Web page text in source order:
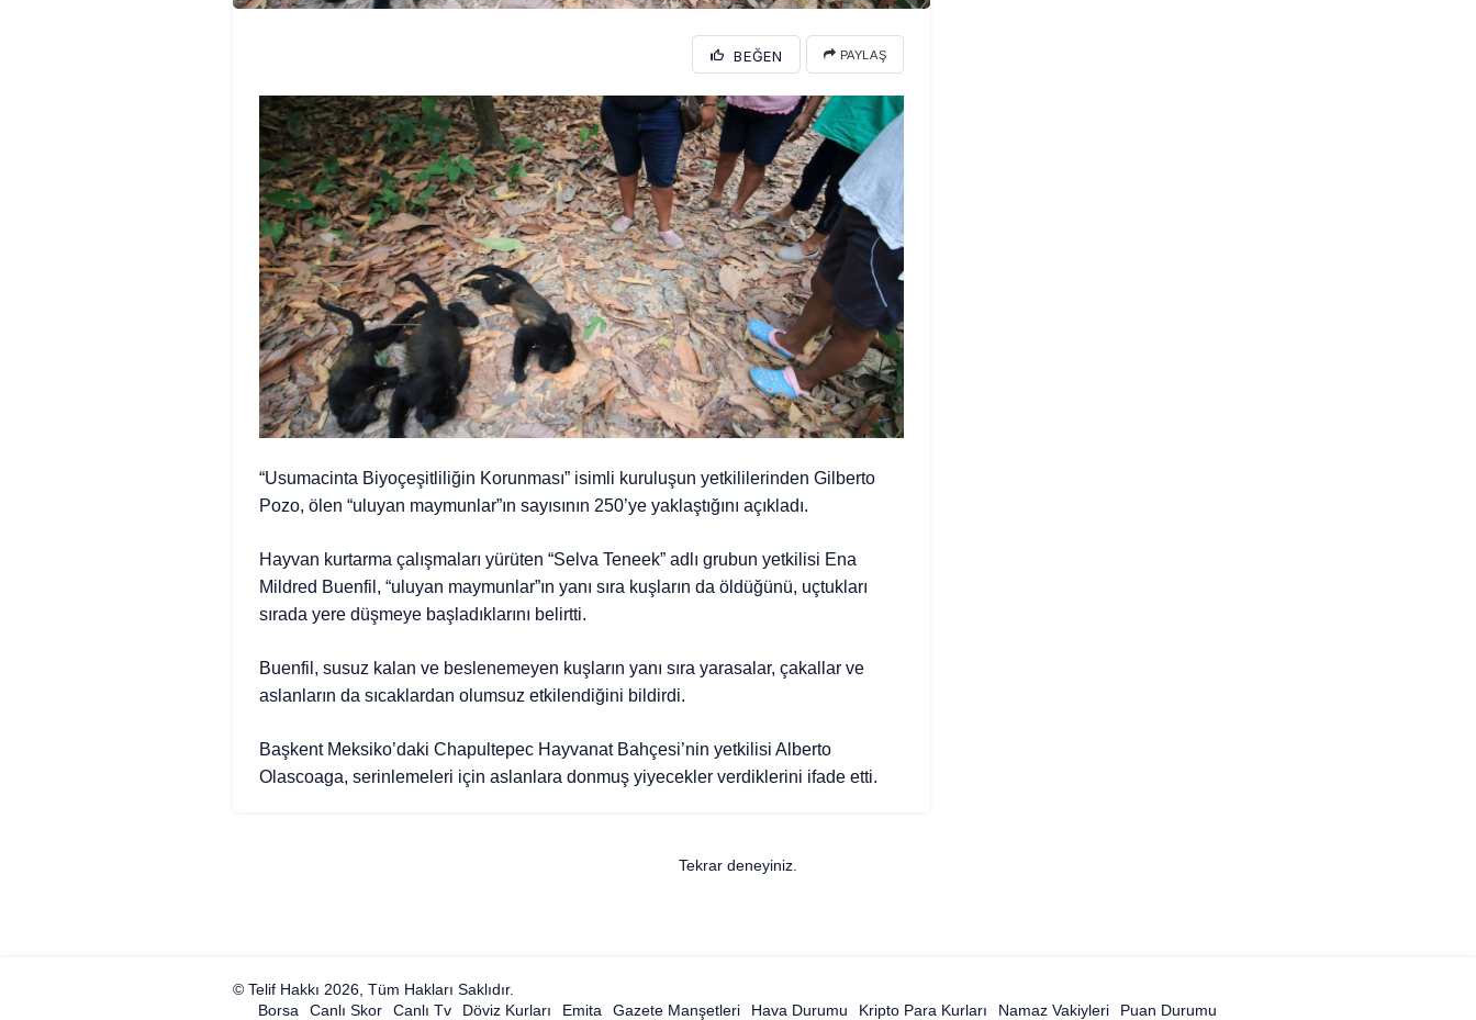
BEĞEN PAYLAŞ
“Usumacinta Biyoçeşitliliğin Korunması” isimli kuruluşun yetkililerinden Gilberto
Pozo, ölen “uluyan maymunlar”ın sayısının 250’ye yaklaştığını açıkladı.
Hayvan kurtarma çalışmaları yürüten “Selva Teneek” adlı grubun yetkilisi Ena
Mildred Buenfil, “uluyan maymunlar”ın yanı sıra kuşların da öldüğünü, uçtukları
sırada yere düşmeye başladıklarını belirtti.
Buenfil, susuz kalan ve beslenemeyen kuşların yanı sıra yarasalar, çakallar ve
aslanların da sıcaklardan olumsuz etkilendiğini bildirdi.
Başkent Meksiko’daki Chapultepec Hayvanat Bahçesi’nin yetkilisi Alberto
Olascoaga, serinlemeleri için aslanlara donmuş yiyecekler verdiklerini ifade etti.
Tekrar deneyiniz.
© Telif Hakkı 2026, Tüm Hakları Saklıdır.
Borsa
Canlı Skor Canlı Tv Döviz Kurları Emita Gazete Manşetleri Hava Durumu Kripto Para Kurları Namaz Vakiyleri Puan Durumu